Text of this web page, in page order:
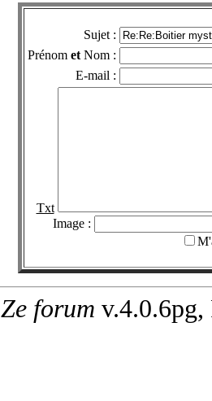
Sujet :
Prénom et Nom :
E-mail :
Txt
Image :
Ze forum